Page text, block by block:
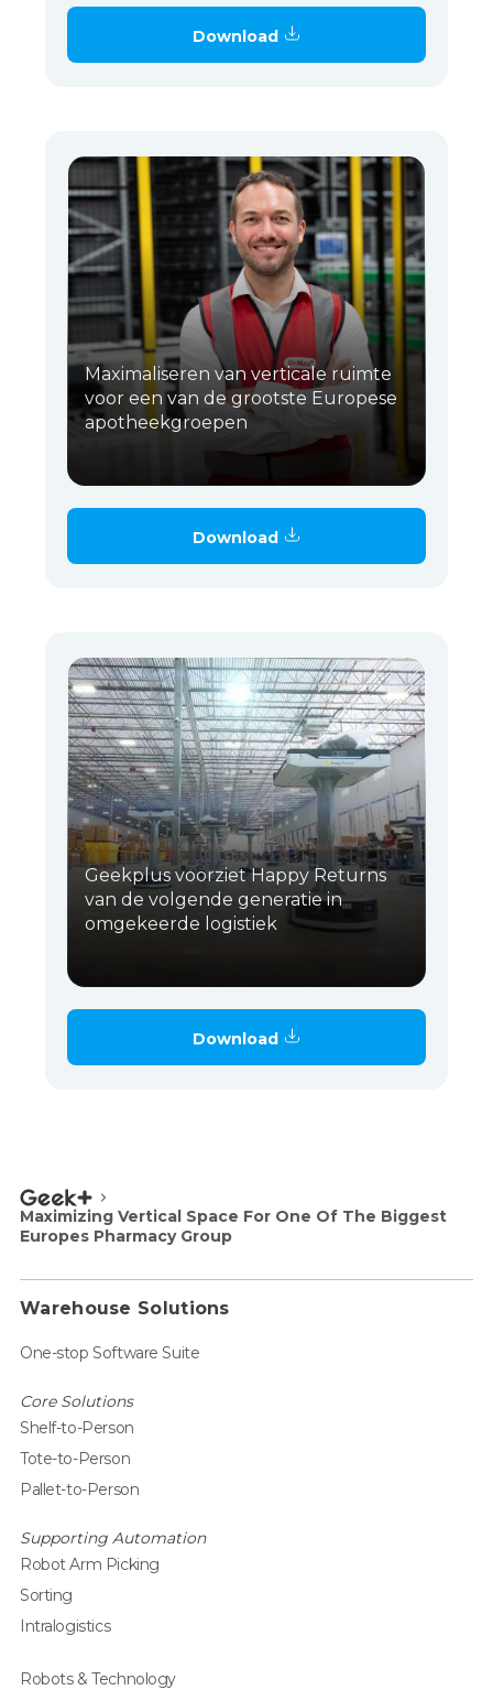
Download
Maximaliseren van verticale ruimte
voor een van de grootste Europese
apotheekgroepen
Download
Geekplus voorziet Happy Returns
van de volgende generatie in
omgekeerde logistiek
Download
Maximizing Vertical Space For One Of The Biggest
Europes Pharmacy Group
Warehouse Solutions
One-stop Software Suite
Core Solutions
Shelf-to-Person
Tote-to-Person
Pallet-to-Person
Supporting Automation
Robot Arm Picking
Sorting
Intralogistics
Robots & Technology